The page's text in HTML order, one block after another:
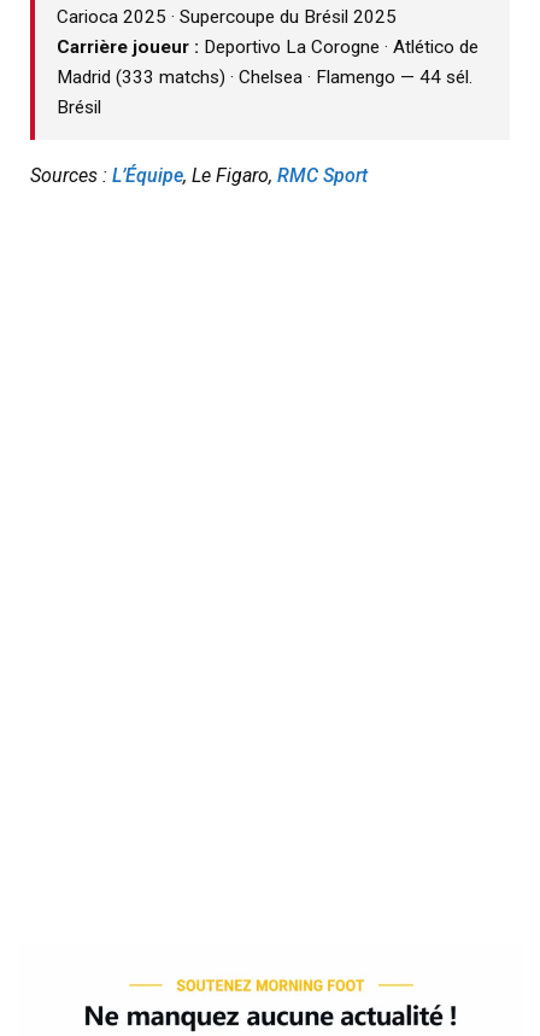
Carioca 2025 · Supercoupe du Brésil 2025
Carrière joueur : Deportivo La Corogne · Atlético de
Madrid (333 matchs) · Chelsea · Flamengo — 44 sél.
Brésil
Sources : L’Équipe, Le Figaro, RMC Sport